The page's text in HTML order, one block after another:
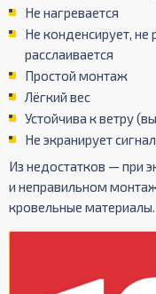
Не нагревается
Не конденсирует, не
расслаивается
Простой монтаж
Лёгкий вес
Устойчива к ветру
Не экранирует
Из недостатков — при
и неправильном
кровельные